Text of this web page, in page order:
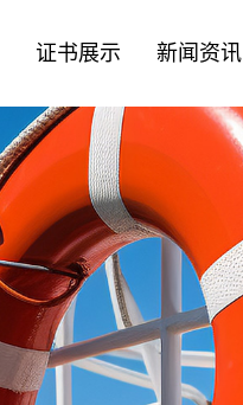
证书展示 新闻资讯